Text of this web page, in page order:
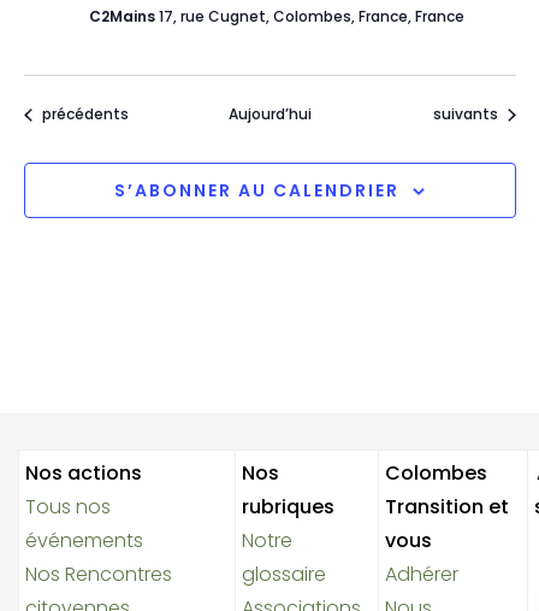
C2Mains17, rue Cugnet, Colombes, France, France
Évènements
précédents Aujourd’hui Évènements
suivants
S’ABONNER AU CALENDRIER
Nos actions
Tous nos
événements
Nos Rencontres
Nos
rubriques
Notre
glossaire
Colombes
Transition et
vous
Adhérer